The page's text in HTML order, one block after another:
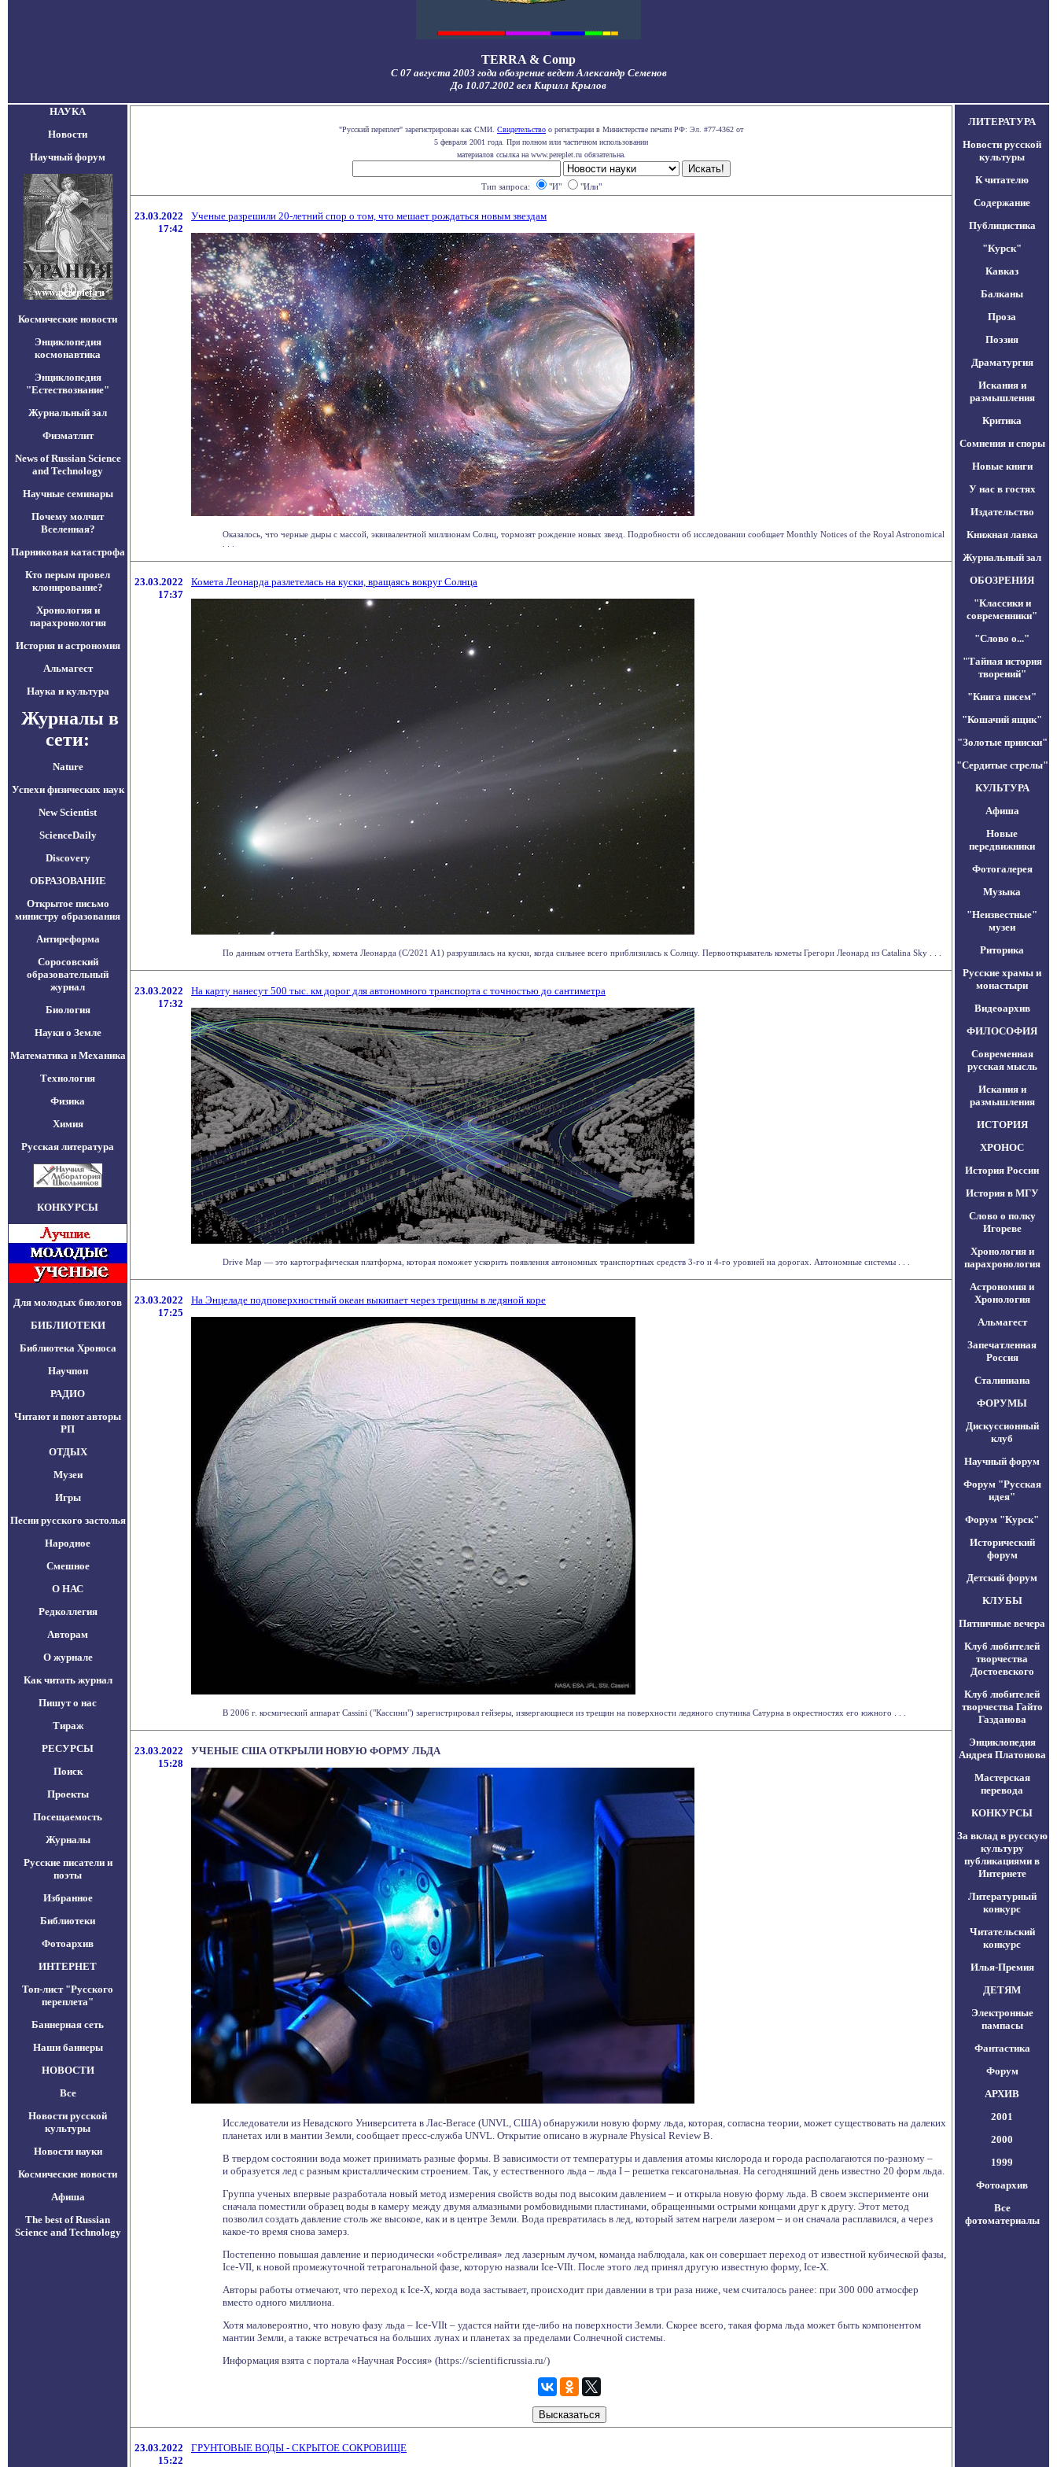
TERRA & Comp
С 07 августа 2003 года обозрение ведет Александр Семенов
До 10.07.2002 вел Кирилл Крылов
НАУКА
Новости
Научный форум
Космические новости
Энциклопедия
космонавтика
Энциклопедия
"Естествознание"
Журнальный зал
Физматлит
News of Russian Science
and Technology
Научные семинары
Почему молчит
Вселенная?
Парниковая катастрофа
Кто перым провел
клонирование?
Хронология и
парахронология
История и астрономия
Альмагест
Наука и культура
Журналы в
сети:
Nature
Успехи физических наук
New Scientist
ScienceDaily
Discovery
ОБРАЗОВАНИЕ
Открытое письмо
министру образования
Антиреформа
Соросовский
образовательный
журнал
Биология
Науки о Земле
Математика и Механика
Технология
Физика
Химия
Русская литература
КОНКУРСЫ
Для молодых биологов
БИБЛИОТЕКИ
Библиотека Хроноса
Научпоп
РАДИО
Читают и поют авторы
РП
ОТДЫХ
Музеи
Игры
Песни русского застолья
Народное
Смешное
О НАС
Редколлегия
Авторам
О журнале
Как читать журнал
Пишут о нас
Тираж
РЕСУРСЫ
Поиск
Проекты
Посещаемость
Журналы
Русские писатели и
поэты
Избранное
Библиотеки
Фотоархив
ИНТЕРНЕТ
Топ-лист "Русского
переплета"
Баннерная сеть
Наши баннеры
НОВОСТИ
Все
Новости русской
культуры
Новости науки
Космические новости
Афиша
The best of Russian
Science and Technology
"Русский переплет" зарегистрирован как СМИ. Свидетельство о регистрации в Министерстве печати РФ: Эл. #77-4362 от
5 февраля 2001 года. При полном или частичном использовании
материалов ссылка на www.pereplet.ru обязательна.
Тип запроса: "И" "Или"
23.03.2022
17:42
Ученые разрешили 20-летний спор о том, что мешает рождаться новым звездам
Оказалось, что черные дыры с массой, эквивалентной миллионам Солнц, тормозят рождение новых звезд. Подробности об исследовании сообщает Monthly Notices of the Royal Astronomical
23.03.2022
17:37
Комета Леонарда разлетелась на куски, вращаясь вокруг Солнца
По данным отчета EarthSky, комета Леонарда (C/2021 A1) разрушилась на куски, когда сильнее всего приблизилась к Солнцу. Первооткрыватель кометы Грегори Леонард из Catalina Sky . . .
23.03.2022
17:32
На карту нанесут 500 тыс. км дорог для автономного транспорта с точностью до сантиметра
Drive Map — это картографическая платформа, которая поможет ускорить появления автономных транспортных средств 3-го и 4-го уровней на дорогах. Автономные системы . . .
23.03.2022
17:25
На Энцеладе подповерхностный океан выкипает через трещины в ледяной коре
В 2006 г. космический аппарат Cassini ("Кассини") зарегистрировал гейзеры, извергающиеся из трещин на поверхности ледяного спутника Сатурна в окрестностях его южного . . .
23.03.2022
15:28
УЧЕНЫЕ США ОТКРЫЛИ НОВУЮ ФОРМУ ЛЬДА
Исследователи из Невадского Университета в Лас-Вегасе (UNVL, США) обнаружили новую форму льда, которая, согласна теории, может существовать на далеких
планетах или в мантии Земли, сообщает пресс-служба UNVL. Открытие описано в журнале Physical Review B.
В твердом состоянии вода может принимать разные формы. В зависимости от температуры и давления атомы кислорода и города располагаются по-разному –
и образуется лед с разным кристаллическим строением. Так, у естественного льда – льда I – решетка гексагональная. На сегодняшний день известно 20 форм льда.
Группа ученых впервые разработала новый метод измерения свойств воды под высоким давлением – и открыла новую форму льда. В своем эксперименте они
сначала поместили образец воды в камеру между двумя алмазными ромбовидными пластинами, обращенными острыми концами друг к другу. Этот метод
позволил создать давление столь же высокое, как и в центре Земли. Вода превратилась в лед, который затем нагрели лазером – и он сначала расплавился, а через
какое-то время снова замерз.
Постепенно повышая давление и периодически «обстреливая» лед лазерным лучом, команда наблюдала, как он совершает переход от известной кубической фазы,
Ice-VII, к новой промежуточной тетрагональной фазе, которую назвали Ice-VIIt. После этого лед принял другую известную форму, Ice-X.
Авторы работы отмечают, что переход к Ice-X, когда вода застывает, происходит при давлении в три раза ниже, чем считалось ранее: при 300 000 атмосфер
вместо одного миллиона.
Хотя маловероятно, что новую фазу льда – Ice-VIIt – удастся найти где-либо на поверхности Земли. Скорее всего, такая форма льда может быть компонентом
мантии Земли, а также встречаться на больших лунах и планетах за пределами Солнечной системы.
Информация взята с портала «Научная Россия» (https://scientificrussia.ru/)
23.03.2022
15:22
ГРУНТОВЫЕ ВОДЫ - СКРЫТОЕ СОКРОВИЩЕ
ЛИТЕРАТУРА
Новости русской
культуры
К читателю
Содержание
Публицистика
"Курск"
Кавказ
Балканы
Проза
Поэзия
Драматургия
Искания и
размышления
Критика
Сомнения и споры
Новые книги
У нас в гостях
Издательство
Книжная лавка
Журнальный зал
ОБОЗРЕНИЯ
"Классики и
современники"
"Слово о..."
"Тайная история
творений"
"Книга писем"
"Кошачий ящик"
"Золотые прииски"
"Сердитые стрелы"
КУЛЬТУРА
Афиша
Новые
передвижники
Фотогалерея
Музыка
"Неизвестные"
музеи
Риторика
Русские храмы и
монастыри
Видеоархив
ФИЛОСОФИЯ
Современная
русская мысль
Искания и
размышления
ИСТОРИЯ
ХРОНОС
История России
История в МГУ
Слово о полку
Игореве
Хронология и
парахронология
Астрономия и
Хронология
Альмагест
Запечатленная
Россия
Сталиниана
ФОРУМЫ
Дискуссионный
клуб
Научный форум
Форум "Русская
идея"
Форум "Курск"
Исторический
форум
Детский форум
КЛУБЫ
Пятничные вечера
Клуб любителей
творчества
Достоевского
Клуб любителей
творчества Гайто
Газданова
Энциклопедия
Андрея Платонова
Мастерская
перевода
КОНКУРСЫ
За вклад в русскую
культуру
публикациями в
Интернете
Литературный
конкурс
Читательский
конкурс
Илья-Премия
ДЕТЯМ
Электронные
пампасы
Фантастика
Форум
АРХИВ
2001
2000
1999
Фотоархив
Все
фотоматериалы